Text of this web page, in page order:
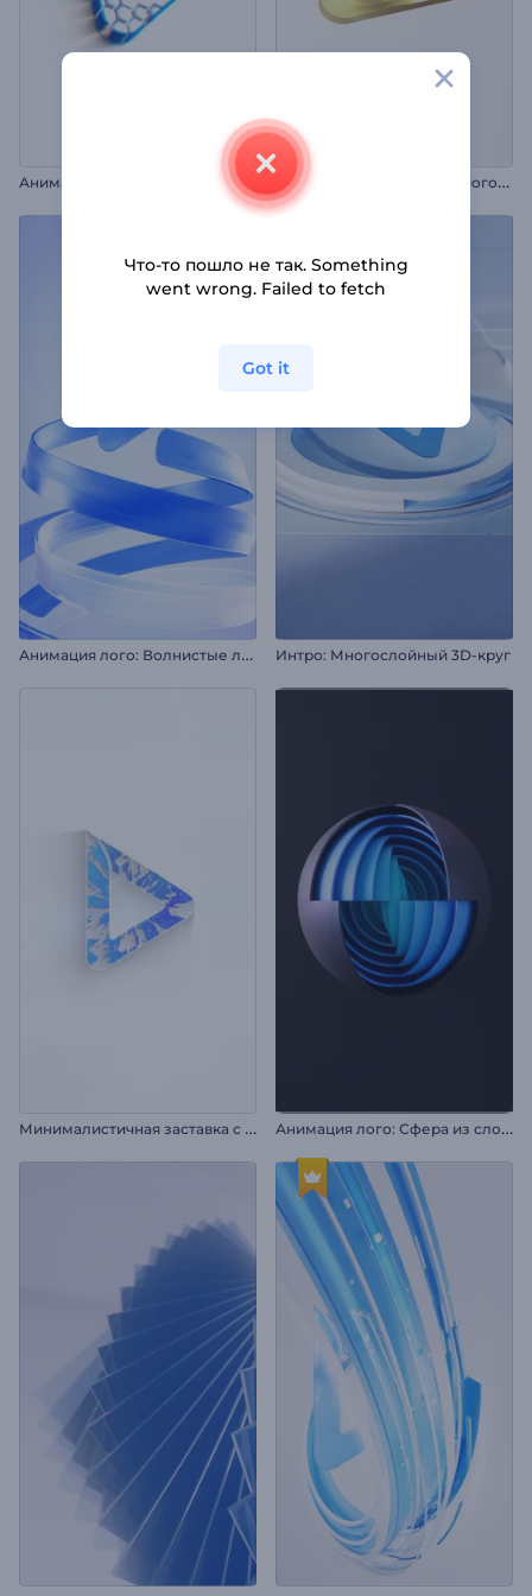
А
нимация лого: Лаконичная форма Ч
истый Металлический Логотип
А
нимация лого: Волнистые ленты Интро: Многослойный 3D-круг
М
инималистичная заставка с логотипом А
нимация лого: Сфера из слоев
Что-то пошло не так. Something
went wrong. Failed to fetch
Got it